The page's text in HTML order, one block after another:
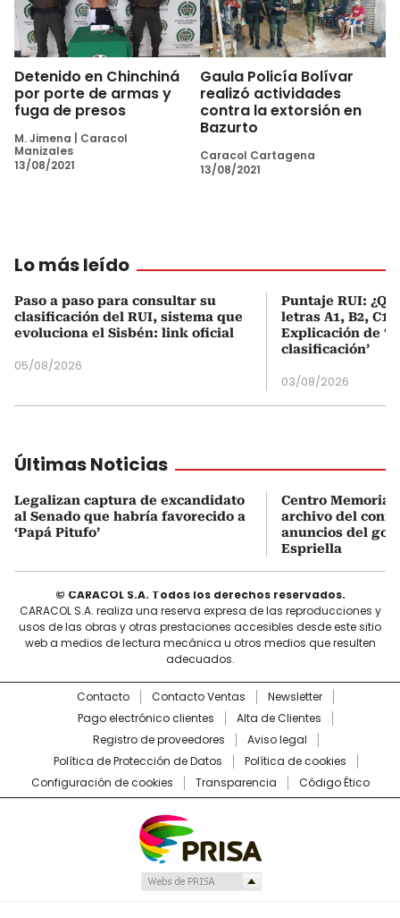
Detenido en Chinchiná
por porte de armas y
fuga de presos
M. Jimena
Caracol
Manizales
13/08/2021
Gaula Policía Bolívar
realizó actividades
contra la extorsión en
Bazurto
Caracol Cartagena
13/08/2021
Lo más leído
Paso a paso para consultar su
clasificación del RUI, sistema que
evoluciona el Sisbén: link oficial
05/08/2026
Puntaje RUI:
letras A1, B2, C1
Explicación de
clasificación’
03/08/2026
Últimas Noticias
Legalizan captura de excandidato
al Senado que habría favorecido a
‘Papá Pitufo’
Centro Memoria
archivo del
anuncios del
Espriella
© CARACOL S.A. Todos los derechos reservados.
CARACOL S.A. realiza una reserva expresa de las reproducciones y
usos de las obras y otras prestaciones accesibles desde este sitio
web a medios de lectura mecánica u otros medios que resulten
adecuados.
Contacto Contacto Ventas
Newsletter
Pago electrónico clientes
Alta de Clientes
Registro de proveedores
Aviso legal
Política de Protección de Datos
Política de cookies
Configuración de cookies
Transparencia Código Ético